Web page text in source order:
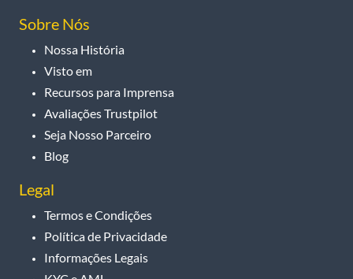
Sobre Nós
Nossa História
Visto em
Recursos para Imprensa
Avaliações Trustpilot
Seja Nosso Parceiro
Blog
Legal
Termos e Condições
Política de Privacidade
Informações Legais